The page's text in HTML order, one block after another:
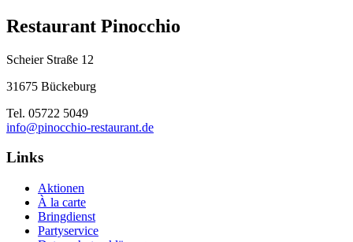
Restaurant Pinocchio
Scheier Straße 12
31675 Bückeburg
Tel. 05722 5049
info@pinocchio-restaurant.de
Links
Aktionen
À la carte
Bringdienst
Partyservice